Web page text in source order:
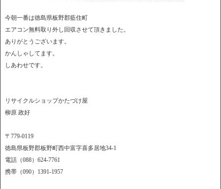
今朝一番は徳島県板野郡藍住町
エアコン無料取り外し回収させて頂きました。
ありがとうございます。
かんしゃしてます。
しあわせです。
リサイクルショップかたづけ屋
柳原 政好
〒779-0119
徳島県板野郡板野町西中富字喜多居地34-1
電話（088）624-7761
携帯（090）1391-1957